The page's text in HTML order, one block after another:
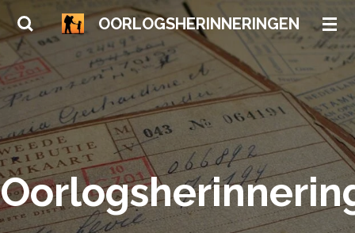
Ga
direct
naar
hoofdinhoud
OORLOGSHERINNERINGEN